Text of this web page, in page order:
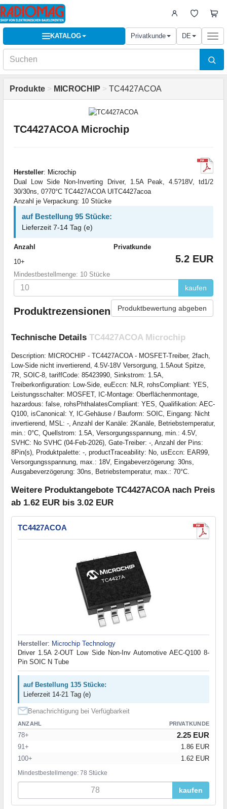
KATALOG Privatkunde DE
Produkte > MICROCHIP > TC4427ACOA
TC4427ACOA Microchip
Hersteller: Microchip
Dual Low Side Non-Inverting Driver, 1.5A Peak, 4.5?18V, td1/2
30/30ns, 0?70°C TC4427ACOA UITC4427acoa
Anzahl je Verpackung: 10 Stücke
auf Bestellung 95 Stücke:
Lieferzeit 7-14 Tag (e)
Anzahl
Privatkunde
10+
5.2 EUR
Mindestbestellmenge: 10 Stücke
kaufen
Produktrezensionen Produktbewertung abgeben
Technische Details TC4427ACOA Microchip
Description: MICROCHIP - TC4427ACOA - MOSFET-Treiber, 2fach,
Low-Side nicht invertierend, 4.5V-18V Versorgung, 1.5Aout Spitze,
7R, SOIC-8, tariffCode: 85423990, Sinkstrom: 1.5A,
Treiberkonfiguration: Low-Side, euEccn: NLR, rohsCompliant: YES,
Leistungsschalter: MOSFET, IC-Montage: Oberflächenmontage,
hazardous: false, rohsPhthalatesCompliant: YES, Qualifikation: AEC-
Q100, isCanonical: Y, IC-Gehäuse / Bauform: SOIC, Eingang: Nicht
invertierend, MSL: -, Anzahl der Kanäle: 2Kanäle, Betriebstemperatur,
min.: 0°C, Quellstrom: 1.5A, Versorgungsspannung, min.: 4.5V,
SVHC: No SVHC (04-Feb-2026), Gate-Treiber: -, Anzahl der Pins:
8Pin(s), Produktpalette: -, productTraceability: No, usEccn: EAR99,
Versorgungsspannung, max.: 18V, Eingabeverzögerung: 30ns,
Ausgabeverzögerung: 30ns, Betriebstemperatur, max.: 70°C.
Weitere Produktangebote TC4427ACOA nach Preis
ab 1.62 EUR bis 3.02 EUR
TC4427ACOA
Hersteller: Microchip Technology
Driver 1.5A 2-OUT Low Side Non-Inv Automotive AEC-Q100 8-
Pin SOIC N Tube
auf Bestellung 135 Stücke:
Lieferzeit 14-21 Tag (e)
Benachrichtigung bei Verfügbarkeit
ANZAHL PRIVATKUNDE
78+ 2.25 EUR
91+
1.86 EUR
100+
1.62 EUR
Mindestbestellmenge: 78 Stücke
kaufen